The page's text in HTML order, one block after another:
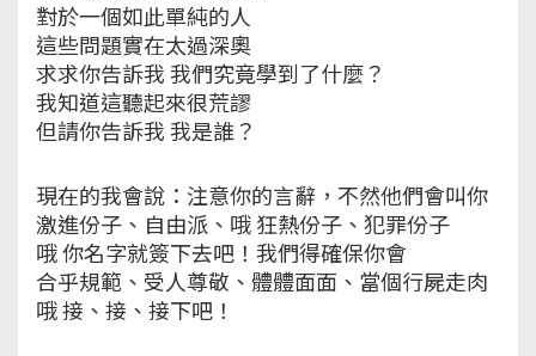
對於一個如此單純的人
這些問題實在太過深奧
求求你告訴我 我們究竟學到了什麼？
我知道這聽起來很荒謬
但請你告訴我 我是誰？
現在的我會說：注意你的言辭，不然他們會叫你
激進份子、自由派、哦 狂熱份子、犯罪份子
哦 你名字就簽下去吧！我們得確保你會
合乎規範、受人尊敬、體體面面、當個行屍走肉
哦 接、接、接下吧！